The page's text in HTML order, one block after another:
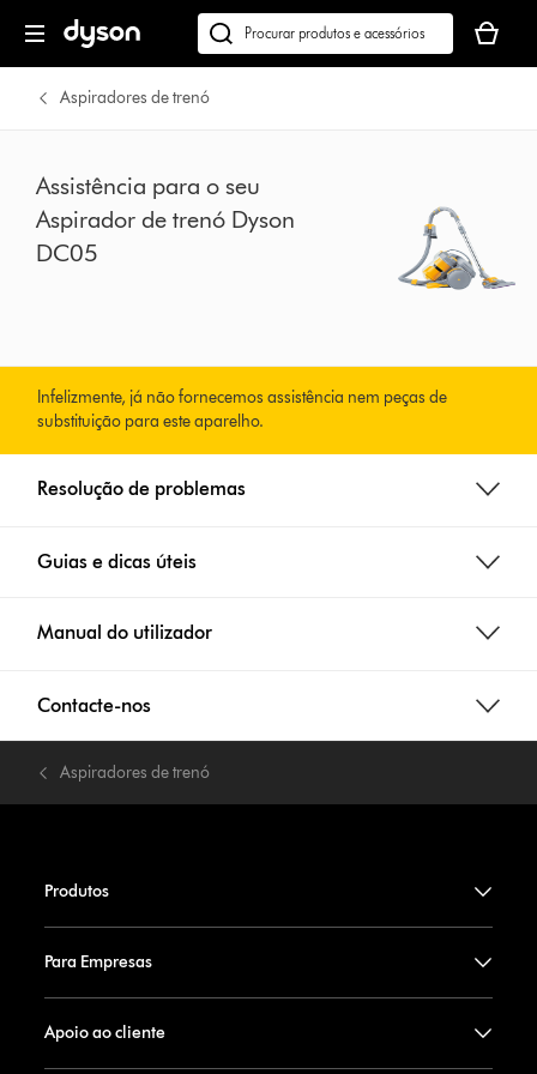
seguinte
Pesquisar
em
dyson.pt
seu
cesto
Aspiradores de trenó
Assistência para o seu
Aspirador de trenó Dyson
DC05
Infelizmente, já não fornecemos assistência nem peças de
substituição para este aparelho.
Resolução de problemas
Guias e dicas úteis
Manual do utilizador
Contacte-nos
Aspiradores de trenó
Produtos
Para Empresas
Apoio ao cliente